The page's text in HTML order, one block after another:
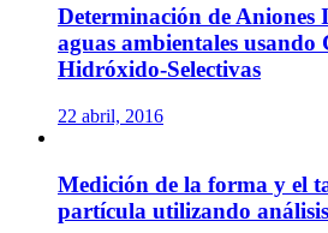
Determinación de Aniones
aguas ambientales usando
Hidróxido-Selectivas
22 abril, 2016
Medición de la forma y el
partícula utilizando